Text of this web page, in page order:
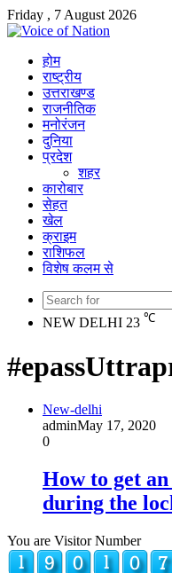
Friday , 7 August 2026
होम
राष्ट्रीय
उत्तराखण्ड
राजनीतिक
मनोरंजन
दुनिया
प्रदेश
शहर
कारोबार
सेहत
खेल
क्राइम
राशिफल
विशेष कलम से
NEW DELHI 23 ℃
New-delhi
adminMay 17, 2020
0
How to get
during the
You are Visitor Number